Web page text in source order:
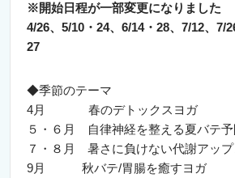
※開始日程が一部変更になりました
4/26、5/10・24、6/14・28、 7/12、7/
27
◆季節のテーマ
4月 春のデトックスヨガ
５・６月 自律神経を整える夏バテ
７・８月 暑さに負けない代謝アッ
9月 秋バテ/胃腸を癒すヨガ